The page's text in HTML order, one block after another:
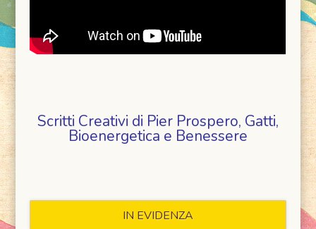
Scritti Creativi di Pier Prospero, Gatti,
Bioenergetica e Benessere
IN EVIDENZA